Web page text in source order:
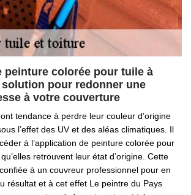
peinture colorée pour tuile à
pour redonner une
à votre couverture
tendance à perdre leur couleur d’origine
l’effet des UV et des aléas climatiques. Il
à l’application de peinture colorée pour
retrouvent leur état d’origine. Cette
à un couvreur professionnel pour en
résultat et à cet effet Le peintre du Pays